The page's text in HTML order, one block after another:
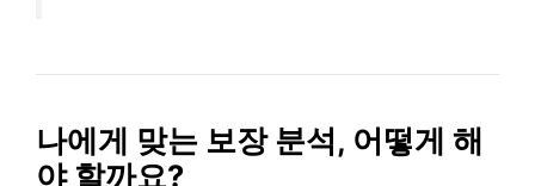
나에게 맞는 보장 분석, 어떻게 해
야 할까요?